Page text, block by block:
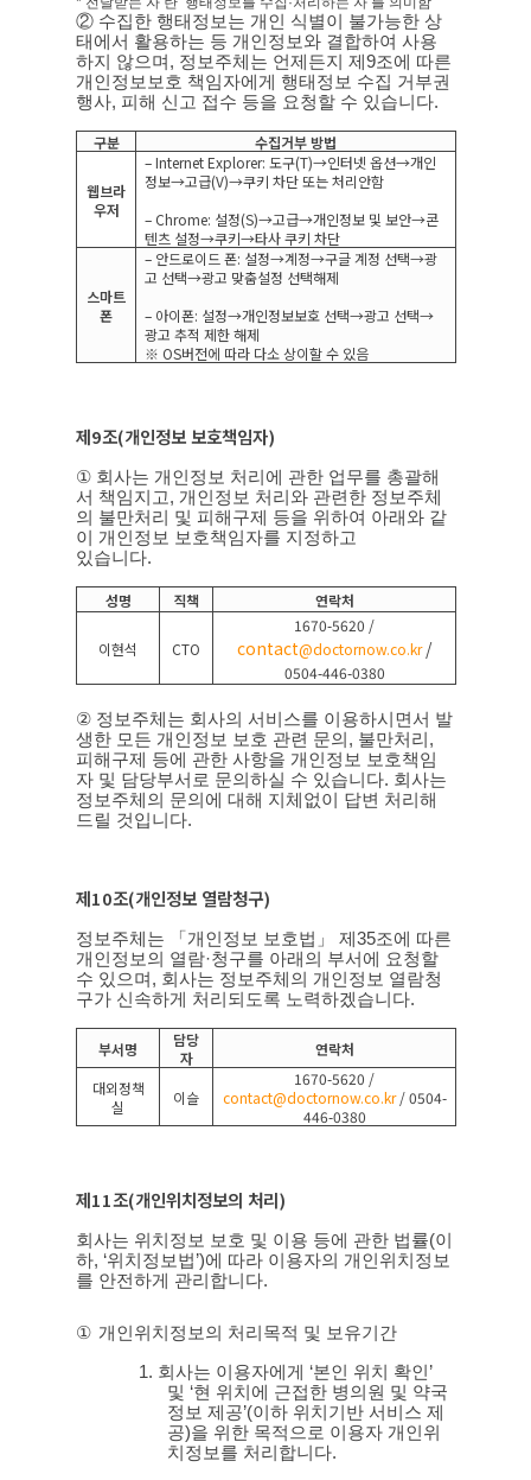
② 수집한 행태정보는 개인 식별이 불가능한 상
태에서 활용하는 등 개인정보와 결합하여 사용
하지 않으며 , 정보주체는 언제든지 제9조에 따른
개인정보보호 책임자에게 행태정보 수집 거부권
행사, 피해 신고 접수 등을 요청할 수 있습니다.
구분 수집거부 방법
웹브라
우저
– Internet Explorer:도구(T)→인터넷 옵션→개인
정보→고급(V)→쿠키 차단 또는 처리안함
– Chrome: 설정(S)→고급→개인정보 및 보안→콘
텐츠 설정→쿠키→타사 쿠키 차단
스마트
폰
– 안드로이드 폰: 설정→계정→구글 계정 선택→광
고 선택→광고 맞춤설정 선택해제
– 아이폰: 설정→개인정보보호 선택→광고 선택→
광고 추적 제한 해제
※ OS버전에 따라 다소 상이할 수 있음
제9조(개인정보 보호책임자)
① 회사는 개인정보 처리에 관한 업무를 총괄해
서 책임지고, 개인정보 처리와 관련한 정보주체
의 불만처리 및 피해구제 등을 위하여 아래와 같
이 개인정보 보호책임자를 지정하고
있습니다.
성명 직책 연락처
이현석 CTO
1670-5620 /
contact@doctornow.co.kr/
0504-446-0380
② 정보주체는 회사의 서비스를 이용하시면서 발
생한 모든 개인정보 보호 관련 문의 , 불만처리 ,
피해구제 등에 관한 사항을 개인정보 보호책임
자 및 담당부서로 문의하실 수 있습니다. 회사는
정보주체의 문의에 대해 지체없이 답변 처리해
드릴 것입니다.
제10조(개인정보 열람청구)
정보주체는 「개인정보 보호법」 제35조에 따른
개인정보의 열람·청구를 아래의 부서에 요청할
수 있으며 , 회사는 정보주체의 개인정보 열람청
구가 신속하게 처리되도록 노력하겠습니다.
부서명
담당
자
연락처
대외정책
실
이슬
1670-5620 /
contact@doctornow.co.kr/ 0504-
446-0380
제11조(개인위치정보의 처리)
회사는 위치정보 보호 및 이용 등에 관한 법률(이
하, ‘위치정보법’)에 따라 이용자의 개인위치정보
를 안전하게 관리합니다.
① 개인위치정보의 처리목적 및 보유기간
1. 회사는 이용자에게 ‘본인 위치 확인 ’
및 ‘현 위치에 근접한 병의원 및 약국
정보 제공’(이하 위치기반 서비스 제
공)을 위한 목적으로 이용자 개인위
치정보를 처리합니다.